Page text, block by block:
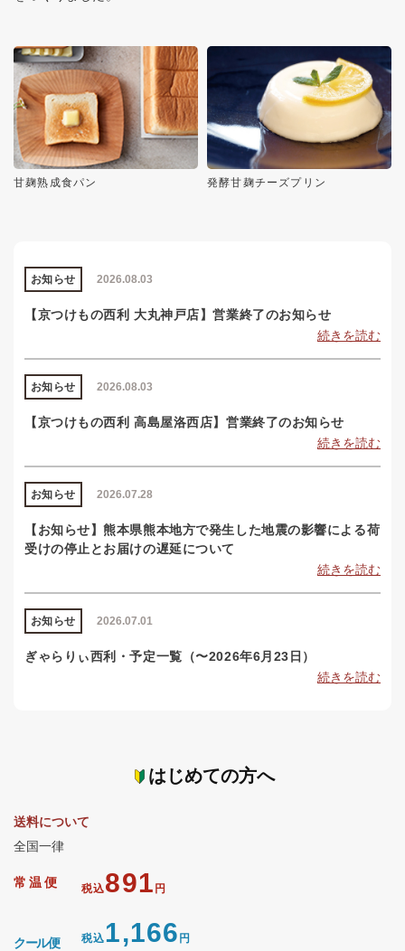
甘麹熟成食パン 発酵甘麹チーズプリン
2026.08.03
お知らせ
【京つけもの西利 大丸神戸店】営業終了のお知らせ
続きを読む
2026.08.03
お知らせ
【京つけもの西利 高島屋洛西店】営業終了のお知らせ
続きを読む
2026.07.28
お知らせ
【お知らせ】熊本県熊本地方で発生した地震の影響による荷
受けの停止とお届けの遅延について
続きを読む
2026.07.01
お知らせ
ぎゃらりぃ西利・予定一覧（〜2026年6月23日）
続きを読む
はじめての方へ
送料について
全国一律
常温便 税込891 円
クール便 税込1,166 円